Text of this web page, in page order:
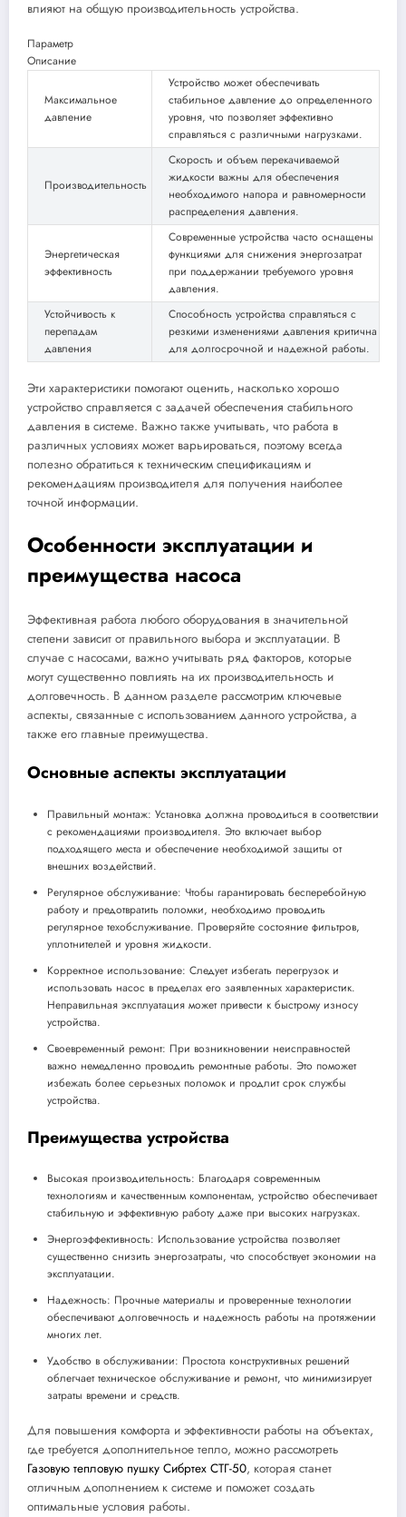
влияют на общую производительность устройства.
Параметр
Описание
Максимальное
давление
Устройство может обеспечивать
стабильное давление до определенного
уровня, что позволяет эффективно
справляться с различными нагрузками.
Производительность
Скорость и объем перекачиваемой
жидкости важны для обеспечения
необходимого напора и равномерности
распределения давления.
Энергетическая
эффективность
Современные устройства часто оснащены
функциями для снижения энергозатрат
при поддержании требуемого уровня
давления.
Устойчивость к
перепадам
давления
Способность устройства справляться с
резкими изменениями давления критична
для долгосрочной и надежной работы.
Эти характеристики помогают оценить, насколько хорошо
устройство справляется с задачей обеспечения стабильного
давления в системе. Важно также учитывать, что работа в
различных условиях может варьироваться, поэтому всегда
полезно обратиться к техническим спецификациям и
рекомендациям производителя для получения наиболее
точной информации.
Особенности эксплуатации и
преимущества насоса
Эффективная работа любого оборудования в значительной
степени зависит от правильного выбора и эксплуатации. В
случае с насосами, важно учитывать ряд факторов, которые
могут существенно повлиять на их производительность и
долговечность. В данном разделе рассмотрим ключевые
аспекты, связанные с использованием данного устройства, а
также его главные преимущества.
Основные аспекты эксплуатации
Правильный монтаж: Установка должна проводиться в соответствии
с рекомендациями производителя. Это включает выбор
подходящего места и обеспечение необходимой защиты от
внешних воздействий.
Регулярное обслуживание: Чтобы гарантировать бесперебойную
работу и предотвратить поломки, необходимо проводить
регулярное техобслуживание. Проверяйте состояние фильтров,
уплотнителей и уровня жидкости.
Корректное использование: Следует избегать перегрузок и
использовать насос в пределах его заявленных характеристик.
Неправильная эксплуатация может привести к быстрому износу
устройства.
Своевременный ремонт: При возникновении неисправностей
важно немедленно проводить ремонтные работы. Это поможет
избежать более серьезных поломок и продлит срок службы
устройства.
Преимущества устройства
Высокая производительность: Благодаря современным
технологиям и качественным компонентам, устройство обеспечивает
стабильную и эффективную работу даже при высоких нагрузках.
Энергоэффективность: Использование устройства позволяет
существенно снизить энергозатраты, что способствует экономии на
эксплуатации.
Надежность: Прочные материалы и проверенные технологии
обеспечивают долговечность и надежность работы на протяжении
многих лет.
Удобство в обслуживании: Простота конструктивных решений
облегчает техническое обслуживание и ремонт, что минимизирует
затраты времени и средств.
Для повышения комфорта и эффективности работы на объектах,
где требуется дополнительное тепло, можно рассмотреть
Газовую тепловую пушку Сибртех СТГ-50, которая станет
отличным дополнением к системе и поможет создать
оптимальные условия работы.